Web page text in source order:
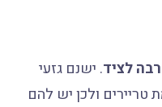
לציד. ישנם גזעי
טריירים ולכן יש להם